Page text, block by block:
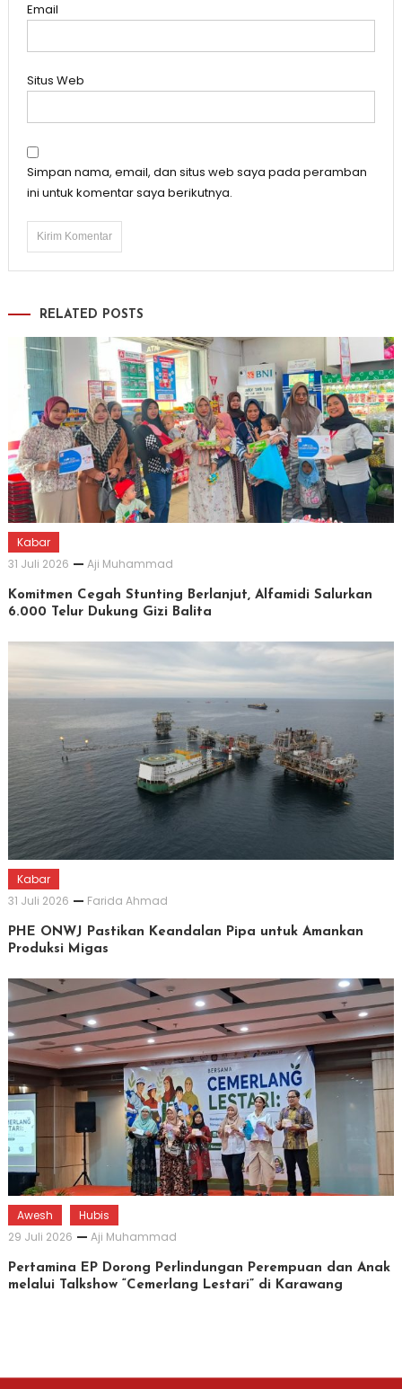
Email
Situs Web
Simpan nama, email, dan situs web saya pada peramban
ini untuk komentar saya berikutnya.
RELATED POSTS
Kabar
31 Juli 2026
Aji Muhammad
Komitmen Cegah Stunting Berlanjut, Alfamidi Salurkan
6.000 Telur Dukung Gizi Balita
Kabar
31 Juli 2026
Farida Ahmad
PHE ONWJ Pastikan Keandalan Pipa untuk Amankan
Produksi Migas
Awesh
Hubis
29 Juli 2026
Aji Muhammad
Pertamina EP Dorong Perlindungan Perempuan dan Anak
melalui Talkshow “Cemerlang Lestari” di Karawang